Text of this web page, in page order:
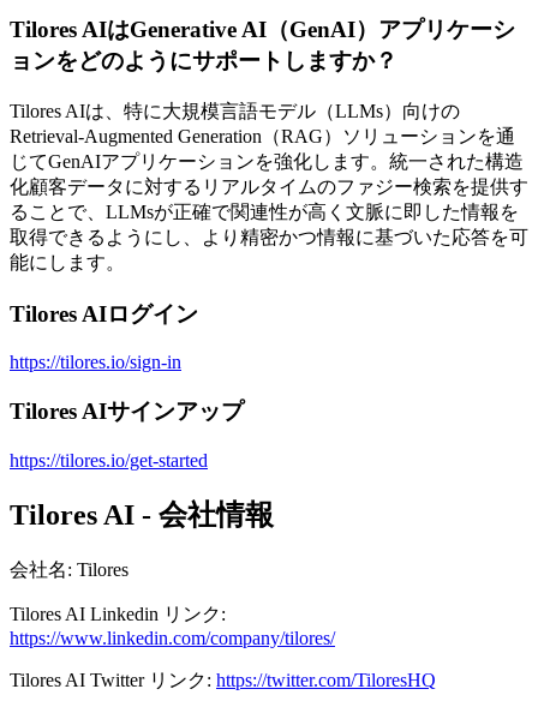
Tilores AIはGenerative AI（GenAI）アプリケーシ
ョンをどのようにサポートしますか？
Tilores AIは、特に大規模言語モデル（LLMs）向けの
Retrieval-Augmented Generation（RAG）ソリューションを通
じてGenAIアプリケーションを強化します。統一された構造
化顧客データに対するリアルタイムのファジー検索を提供す
ることで、LLMsが正確で関連性が高く文脈に即した情報を
取得できるようにし、より精密かつ情報に基づいた応答を可
能にします。
Tilores AIログイン
https://tilores.io/sign-in
Tilores AIサインアップ
https://tilores.io/get-started
Tilores AI - 会社情報
会社名: Tilores
Tilores AI Linkedin リンク:
https://www.linkedin.com/company/tilores/
Tilores AI Twitter リンク: https://twitter.com/TiloresHQ